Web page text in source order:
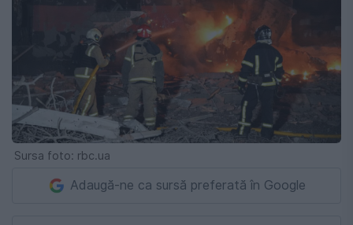
Sursa foto: rbc.ua
Adaugă-ne ca sursă preferată în Google